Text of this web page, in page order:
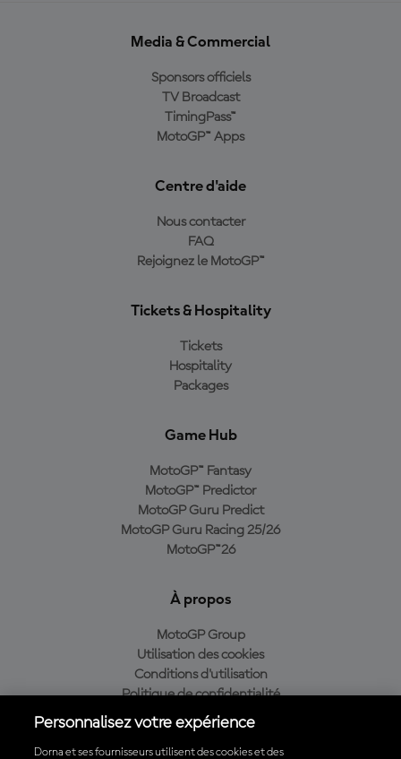
Media & Commercial
Sponsors officiels
TV Broadcast
TimingPass™
MotoGP™ Apps
Centre d'aide
Nous contacter
FAQ
Rejoignez le MotoGP™
Tickets & Hospitality
Tickets
Hospitality
Packages
Game Hub
MotoGP™ Fantasy
MotoGP™ Predictor
MotoGP Guru Predict
MotoGP Guru Racing 25/26
MotoGP™26
À propos
MotoGP Group
Utilisation des cookies
Conditions d'utilisation
Politique de confidentialité
Politique d’achat
Personnalisez votre expérience
Dorna et ses fournisseurs utilisent des cookies et des